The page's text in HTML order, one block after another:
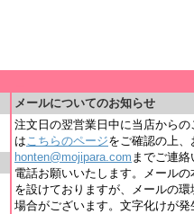
メールについてのお知らせ
注文日の翌営業日中に当店から
はこちらのページをご確認の上
honten@mojipara.com までご連
電話お願いいたします。メール
を設けておりますが、メールの
場合がございます。文字化けが